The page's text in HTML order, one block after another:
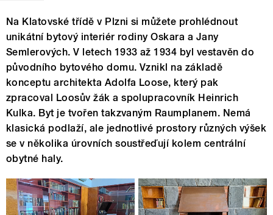
Na Klatovské třídě v Plzni si můžete prohlédnout
unikátní bytový interiér rodiny Oskara a Jany
Semlerových. V letech 1933 až 1934 byl vestavěn do
původního bytového domu. Vznikl na základě
konceptu architekta Adolfa Loose, který pak
zpracoval Loosův žák a spolupracovník Heinrich
Kulka. Byt je tvořen takzvaným Raumplanem. Nemá
klasická podlaží, ale jednotlivé prostory různých výšek
se v několika úrovních soustřeďují kolem centrální
obytné haly.